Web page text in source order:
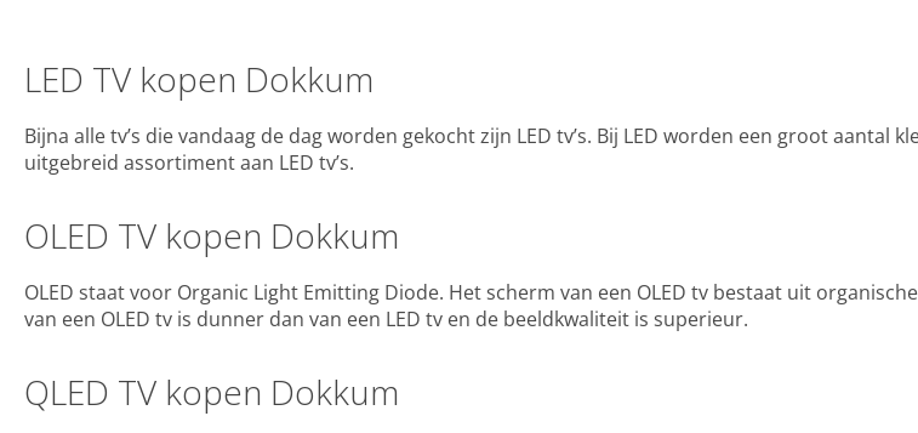
LED TV kopen Dokkum
Bijna alle tv’s die vandaag de dag worden gekocht zijn LED tv’s. Bij LED worden een groot
uitgebreid assortiment aan LED tv’s.
OLED TV kopen Dokkum
OLED staat voor Organic Light Emitting Diode. Het scherm van een OLED tv bestaat uit
van een OLED tv is dunner dan van een LED tv en de beeldkwaliteit is superieur.
QLED TV kopen Dokkum